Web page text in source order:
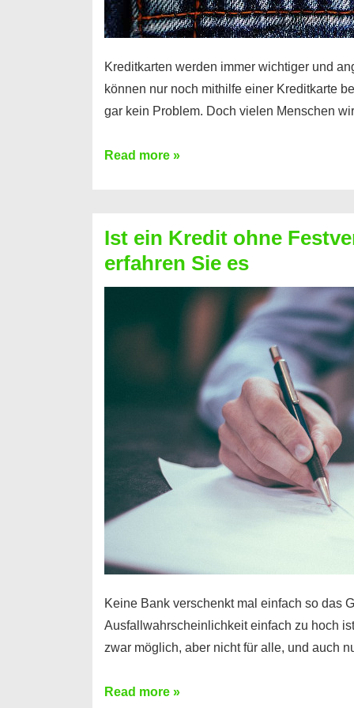
Kreditkarten werden immer wichtiger und
können nur noch mithilfe einer Kreditkarte
gar kein Problem. Doch vielen Menschen
Kreditkarte
Prepaid
ist
nicht
Read more »
Ist ein Kredit ohne
erfahren Sie es
Keine Bank verschenkt mal einfach so das
Ausfallwahrscheinlichkeit einfach zu hoch
zwar möglich, aber nicht für alle, und auch
Ist
Read more »